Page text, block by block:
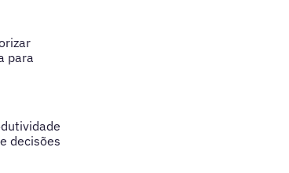
para
decisões